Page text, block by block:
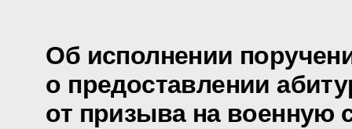
Об исполнении
о предоставлении
от призыва на военную